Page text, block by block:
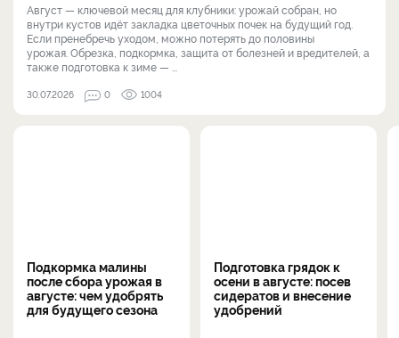
Август — ключевой месяц для клубники: урожай собран, но
внутри кустов идёт закладка цветочных почек на будущий год.
Если пренебречь уходом, можно потерять до половины
урожая. Обрезка, подкормка, защита от болезней и вредителей, а
также подготовка к зиме — ...
30.07.2026 0 1004
Подкормка малины
после сбора урожая в
августе: чем удобрять
для будущего сезона
Подготовка грядок к
осени в августе: посев
сидератов и внесение
удобрений